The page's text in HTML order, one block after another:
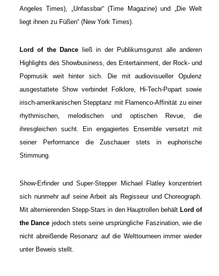
Angeles Times), „Unfassbar“ (Time Magazine) und „Die Welt
liegt ihnen zu Füßen“ (New York Times).
Lord of the Dance ließ in der Publikumsgunst alle anderen
Highlights des Showbusiness, des Entertainment, der Rock- und
Popmusik weit hinter sich. Die mit audiovisueller Opulenz
ausgestattete Show verbindet Folklore, Hi-Tech-Popart sowie
irisch-amerikanischen Stepptanz mit Flamenco-Affinität zu einer
rhythmischen, melodischen und optischen Revue, die
ihresgleichen sucht. Ein engagiertes Ensemble versetzt mit
seiner Performance die Zuschauer stets in euphorische
Stimmung.
Show-Erfinder und Super-Stepper Michael Flatleykonzentriert
sich nunmehr auf seine Arbeit als Regisseur und Choreograph.
Mit alternierenden Stepp-Stars in den Hauptrollen behält Lord of
the Dance jedoch stets seine ursprüngliche Faszination, wie die
nicht abreißende Resonanz auf die Welttourneen immer wieder
unter Beweis stellt.